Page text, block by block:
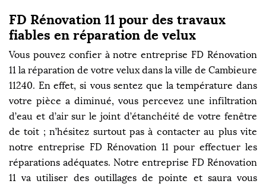
FD Rénovation 11 pour des travaux
fiables en réparation de velux
Vous pouvez confier à notre entreprise FD Rénovation
11 la réparation de votre velux dans la ville de Cambieure
11240. En effet, si vous sentez que la température dans
votre pièce a diminué, vous percevez une infiltration
d’eau et d’air sur le joint d’étanchéité de votre fenêtre
de toit ; n’hésitez surtout pas à contacter au plus vite
notre entreprise FD Rénovation 11 pour effectuer les
réparations adéquates. Notre entreprise FD Rénovation
11 va utiliser des outillages de pointe et saura vous